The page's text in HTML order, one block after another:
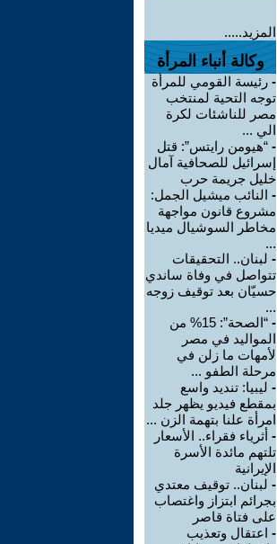
المزيد.....
وكالة أنباء المرأة
- رئيسة القومي للمرأة
توجه التحية لمنتخب
مصر للناشئات لكرة
الي ...
- “هيومن رايتس”: قتل
إسرائيل للصحافية آمال
خليل جريمة حرب
- النائب ميشيل الجمل:
مشروع قانون مواجهة
مخاطر السوشيال ميديا
...
- لبنان.. التحقيقات
تتواصل في وفاة ساندي
حسيّان بعد توقيف زوجه
...
-
“الصحة”: 15% من
المواليد في مصر
لأمهات ما زلن في
مرحلة الطفو ...
- ليبيا: تنديد واسع
بمقطع فيديو يظهر جلد
امرأة علنا بتهمة الزن ...
- أثرياء فقراء.. الأسعار
تلتهم مائدة الأسرة
الإيرانية
- لبنان.. توقيف معتدي
بجرائم ابتزاز واغتصاب
على فتاة قاصر
- اعتقال وتعذيب